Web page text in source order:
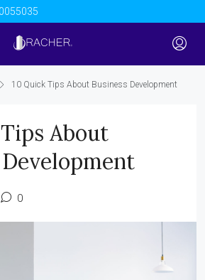
10 Quick Tips About Business Development
About
0